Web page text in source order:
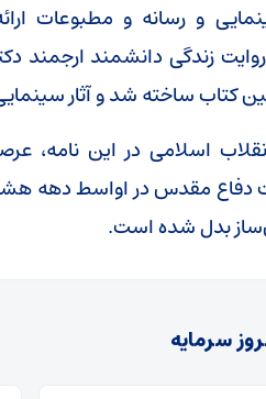
و رسانه و مطبوعات
زندگی دانشمند ارجمند
کتاب ساخته شد و آثار
اسلامی در این نامه،
دفاع مقدس در اواسط دهه
بدل شده است.
سرمایه